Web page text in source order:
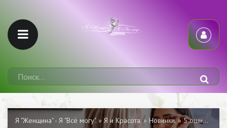
Я "Женщина" - Я "Всё могу". »Я и Красота.» Новинки.» 5 ошибок в макияже, которые моментально вас состарят - Красота - WomanHit.ru - «Красота»